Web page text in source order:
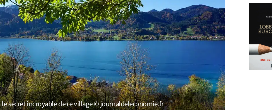
le secret incroyable de ce village © journaldeleconomie.fr